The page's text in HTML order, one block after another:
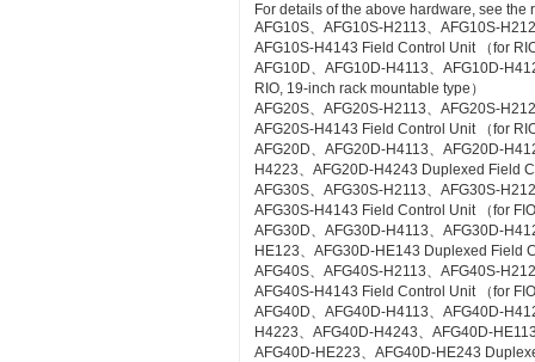
For details of the above hardware, see the
AFG10S、AFG10S-H2113、AFG10S-
AFG10S-H4143 Field Control Unit （for
AFG10D、AFG10D-H4113、AFG10D-
RIO, 19-inch rack mountable type）
AFG20S、AFG20S-H2113、AFG20S-
AFG20S-H4143 Field Control Unit （for
AFG20D、AFG20D-H4113、AFG20D-
H4223、AFG20D-H4243 Duplexed Field
AFG30S、AFG30S-H2113、AFG30S-
AFG30S-H4143 Field Control Unit （for
AFG30D、AFG30D-H4113、AFG30D-
HE123、AFG30D-HE143 Duplexed Field
AFG40S、AFG40S-H2113、AFG40S-
AFG40S-H4143 Field Control Unit （for
AFG40D、AFG40D-H4113、AFG40D-
H4223、AFG40D-H4243、AFG40D-
AFG40D-HE223、AFG40D-HE243